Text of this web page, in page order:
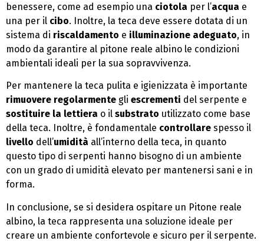
benessere, come ad esempio una ciotola per l’acqua e
una per il cibo. Inoltre, la teca deve essere dotata di un
sistema di riscaldamento e illuminazione adeguato, in
modo da garantire al pitone reale albino le condizioni
ambientali ideali per la sua sopravvivenza.
Per mantenere la teca pulita e igienizzata è importante
rimuovere regolarmente gli escrementi del serpente e
sostituire la lettiera o il substrato utilizzato come base
della teca. Inoltre, è fondamentale controllare spesso il
livello dell’umidità all’interno della teca, in quanto
questo tipo di serpenti hanno bisogno di un ambiente
con un grado di umidità elevato per mantenersi sani e in
forma.
In conclusione, se si desidera ospitare un Pitone reale
albino, la teca rappresenta una soluzione ideale per
creare un ambiente confortevole e sicuro per il serpente.